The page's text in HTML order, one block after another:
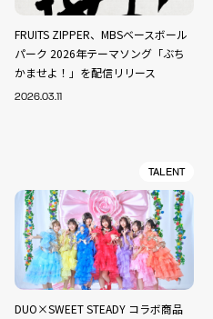
FRUITS ZIPPER、MBSベースボール
パーク 2026年テーマソング「ぶち
かませよ！」を配信リリース
2026.03.11
TALENT
DUO×SWEET STEADY コラボ商品